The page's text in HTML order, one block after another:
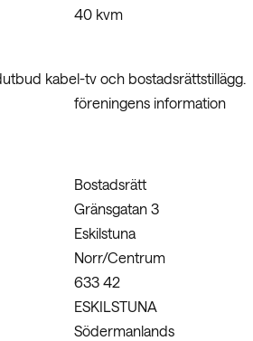
40 kvm
kabel-tv och bostadsrättstillägg.
föreningens information
Bostadsrätt
Gränsgatan 3
Eskilstuna
Norr/Centrum
633 42
ESKILSTUNA
Södermanlands